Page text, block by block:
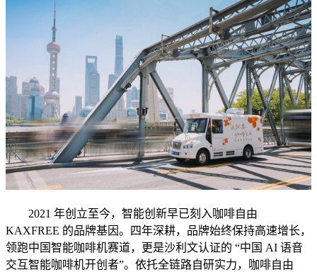
2021 年创立至今，智能创新早已刻入咖啡自由
KAXFREE 的品牌基因。四年深耕，品牌始终保持高速增长，
领跑中国智能咖啡机赛道，更是沙利文认证的 “中国 AI 语音
交互智能咖啡机开创者”。依托全链路自研实力，咖啡自由